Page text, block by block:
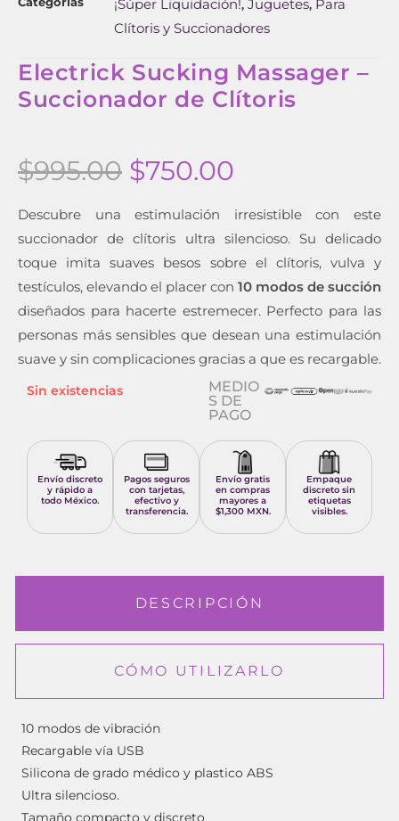
¡Súper Liquidación!, Juguetes, Para
Clítoris y Succionadores
Electrick Sucking Massager –
Succionador de Clítoris
$995.00 $750.00
Descubre una estimulación irresistible con este
succionador de clítoris ultra silencioso. Su delicado
toque imita suaves besos sobre el clítoris, vulva y
testículos, elevando el placer con 10 modos de succión
diseñados para hacerte estremecer. Perfecto para las
personas más sensibles que desean una estimulación
suave y sin complicaciones gracias a que es recargable.
Sin existencias
MEDIO
S DE
PAGO
Envío discreto
y rápido a
todo México.
Pagos seguros
con tarjetas,
efectivo y
transferencia.
Envío gratis
en compras
mayores a
$1,300 MXN.
Empaque
discreto sin
etiquetas
visibles.
DESCRIPCIÓN
CÓMO UTILIZARLO
10 modos de vibración
Recargable vía USB
Silicona de grado médico y plastico ABS
Ultra silencioso.
Tamaño compacto y discreto